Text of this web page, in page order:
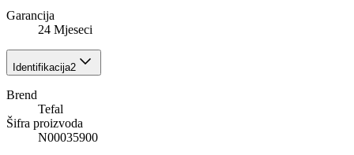
Garancija
24 Mjeseci
Identifikacija2
Brend
Tefal
Šifra proizvoda
N00035900